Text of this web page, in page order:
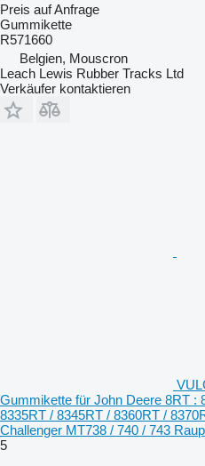
Preis auf Anfrage
Gummikette
R571660
Belgien, Mouscron
Leach Lewis Rubber Tracks Ltd
Verkäufer kontaktieren
Gummikette für John Deere 8RT :
8335RT / 8345RT / 8360RT /
Challenger MT738 / 740 / 743
5